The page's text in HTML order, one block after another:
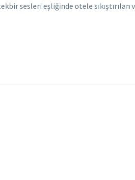
sesleri eşliğinde otele sıkıştırılan